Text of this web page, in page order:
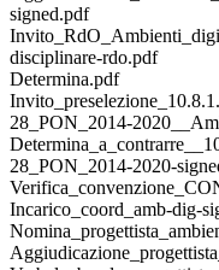
signed.pdf
disciplinare-rdo.pdf
Determina.pdf
28_PON_2014-
28_PON_2014-2020-
Incarico_coord_amb-dig-